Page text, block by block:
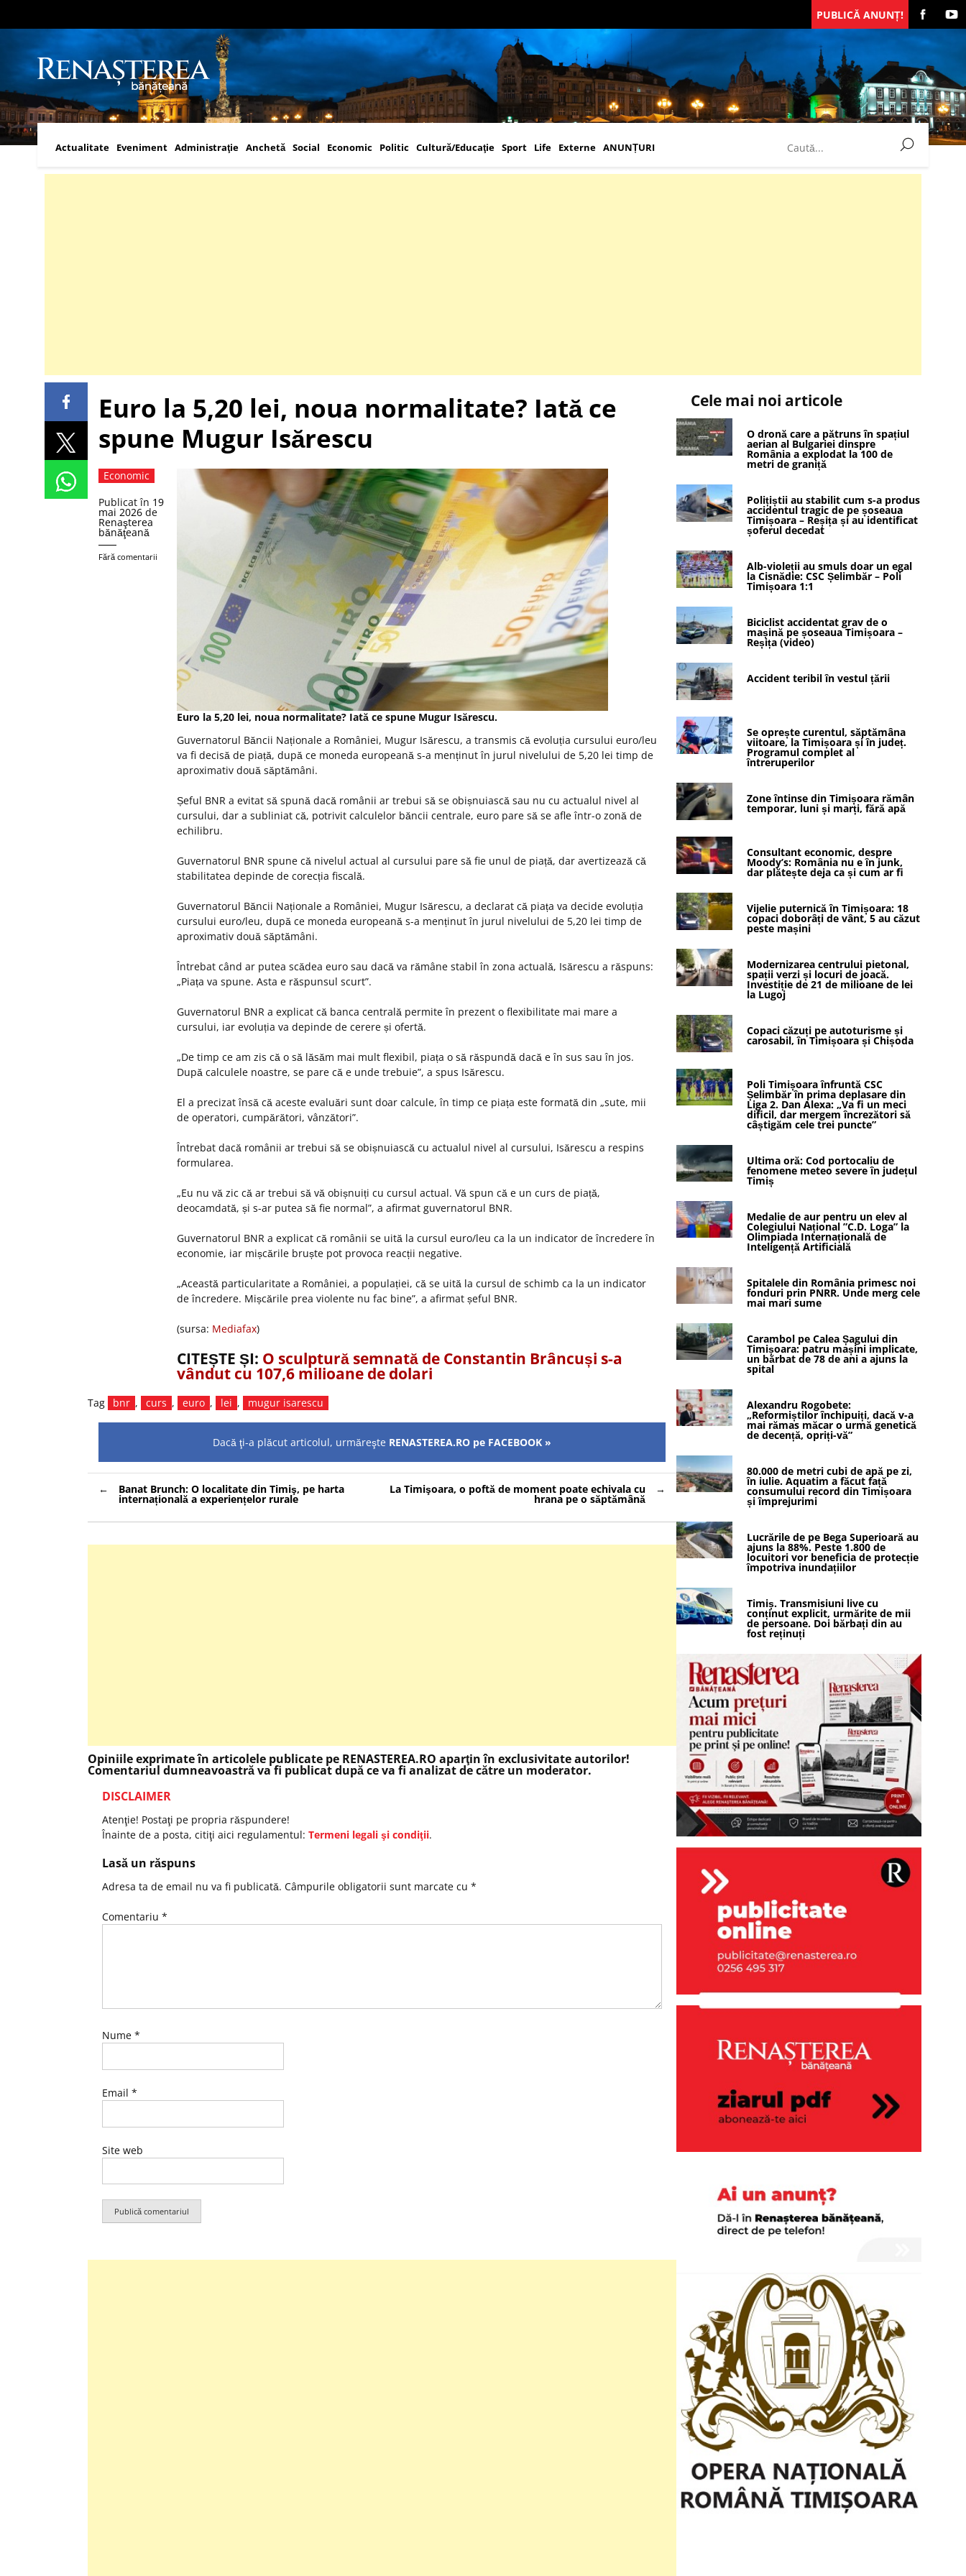
PUBLICĂ ANUNȚ!
Actualitate Eveniment Administraţie Anchetă Social Economic Politic Cultură/Educaţie Sport Life Externe ANUNȚURI
Euro la 5,20 lei, noua normalitate? Iată ce
spune Mugur Isărescu
Economic
Publicat în 19
mai 2026 de
Renaşterea
bănăţeană
Fără comentarii
Euro la 5,20 lei, noua normalitate? Iată ce spune Mugur Isărescu.
Guvernatorul Băncii Naționale a României, Mugur Isărescu, a transmis că evoluția cursului euro/leu
va fi decisă de piață, după ce moneda europeană s-a menținut în jurul nivelului de 5,20 lei timp de
aproximativ două săptămâni.
Șeful BNR a evitat să spună dacă românii ar trebui să se obișnuiască sau nu cu actualul nivel al
cursului, dar a subliniat că, potrivit calculelor băncii centrale, euro pare să se afle într-o zonă de
echilibru.
Guvernatorul BNR spune că nivelul actual al cursului pare să fie unul de piață, dar avertizează că
stabilitatea depinde de corecția fiscală.
Guvernatorul Băncii Naționale a României, Mugur Isărescu, a declarat că piața va decide evoluția
cursului euro/leu, după ce moneda europeană s-a menținut în jurul nivelului de 5,20 lei timp de
aproximativ două săptămâni.
Întrebat când ar putea scădea euro sau dacă va rămâne stabil în zona actuală, Isărescu a răspuns:
„Piața va spune. Asta e răspunsul scurt”.
Guvernatorul BNR a explicat că banca centrală permite în prezent o flexibilitate mai mare a
cursului, iar evoluția va depinde de cerere și ofertă.
„De timp ce am zis că o să lăsăm mai mult flexibil, piața o să răspundă dacă e în sus sau în jos.
După calculele noastre, se pare că e unde trebuie”, a spus Isărescu.
El a precizat însă că aceste evaluări sunt doar calcule, în timp ce piața este formată din „sute, mii
de operatori, cumpărători, vânzători”.
Întrebat dacă românii ar trebui să se obișnuiască cu actualul nivel al cursului, Isărescu a respins
formularea.
„Eu nu vă zic că ar trebui să vă obișnuiți cu cursul actual. Vă spun că e un curs de piață,
deocamdată, și s-ar putea să fie normal”, a afirmat guvernatorul BNR.
Guvernatorul BNR a explicat că românii se uită la cursul euro/leu ca la un indicator de încredere în
economie, iar mișcările bruște pot provoca reacții negative.
„Această particularitate a României, a populației, că se uită la cursul de schimb ca la un indicator
de încredere. Mișcările prea violente nu fac bine”, a afirmat șeful BNR.
(sursa: Mediafax)
CITEȘTE ȘI: O sculptură semnată de Constantin Brâncuși s-a
vândut cu 107,6 milioane de dolari
Tag bnr , curs , euro , lei , mugur isarescu
Dacă ţi-a plăcut articolul, urmăreşte RENASTEREA.RO pe FACEBOOK »
Navigare
în
articole
Banat Brunch: O localitate din Timiş, pe harta
internațională a experiențelor rurale
La Timişoara, o poftă de moment poate echivala cu
hrana pe o săptămână
Opiniile exprimate în articolele publicate pe RENASTEREA.RO aparţin în exclusivitate autorilor!
Comentariul dumneavoastră va fi publicat după ce va fi analizat de către un moderator.
DISCLAIMER
Atenţie! Postaţi pe propria răspundere!
Înainte de a posta, citiţi aici regulamentul: Termeni legali şi condiţii.
Lasă un răspuns
Adresa ta de email nu va fi publicată. Câmpurile obligatorii sunt marcate cu *
Comentariu *
Nume *
Email *
Site web
Cele mai noi articole
O dronă care a pătruns în spațiul
aerian al Bulgariei dinspre
România a explodat la 100 de
metri de graniță
Polițiștii au stabilit cum s-a produs
accidentul tragic de pe șoseaua
Timișoara – Reșița și au identificat
șoferul decedat
Alb-violeții au smuls doar un egal
la Cisnădie: CSC Șelimbăr – Poli
Timișoara 1:1
Biciclist accidentat grav de o
mașină pe șoseaua Timișoara –
Reșița (video)
Accident teribil în vestul țării
Se oprește curentul, săptămâna
viitoare, la Timișoara și în județ.
Programul complet al
întreruperilor
Zone întinse din Timișoara rămân
temporar, luni și marți, fără apă
Consultant economic, despre
Moody’s: România nu e în junk,
dar plătește deja ca și cum ar fi
Vijelie puternică în Timișoara: 18
copaci doborâți de vânt, 5 au căzut
peste mașini
Modernizarea centrului pietonal,
spații verzi și locuri de joacă.
Investiție de 21 de milioane de lei
la Lugoj
Copaci căzuți pe autoturisme și
carosabil, în Timișoara și Chișoda
Poli Timișoara înfruntă CSC
Șelimbăr în prima deplasare din
Liga 2. Dan Alexa: „Va fi un meci
dificil, dar mergem încrezători să
câștigăm cele trei puncte”
Ultima oră: Cod portocaliu de
fenomene meteo severe în județul
Timiș
Medalie de aur pentru un elev al
Colegiului Național ”C.D. Loga” la
Olimpiada Internațională de
Inteligență Artificială
Spitalele din România primesc noi
fonduri prin PNRR. Unde merg cele
mai mari sume
Carambol pe Calea Șagului din
Timișoara: patru mașini implicate,
un bărbat de 78 de ani a ajuns la
spital
Alexandru Rogobete:
„Reformiștilor închipuiți, dacă v-a
mai rămas măcar o urmă genetică
de decență, opriți-vă”
80.000 de metri cubi de apă pe zi,
în iulie. Aquatim a făcut față
consumului record din Timișoara
și împrejurimi
Lucrările de pe Bega Superioară au
ajuns la 88%. Peste 1.800 de
locuitori vor beneficia de protecție
împotriva inundațiilor
Timiș. Transmisiuni live cu
conținut explicit, urmărite de mii
de persoane. Doi bărbați din au
fost reținuți